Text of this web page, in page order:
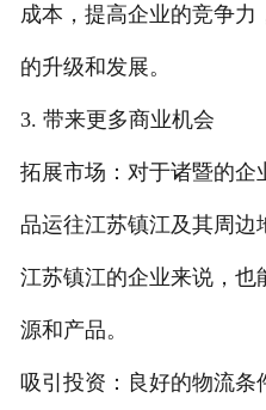
成本，提高企业的竞争
的升级和发展。
3. 带来更多商业机会
拓展市场：对于诸暨的企
品运往江苏镇江及其周
江苏镇江的企业来说，也
源和产品。
吸引投资：良好的物流条